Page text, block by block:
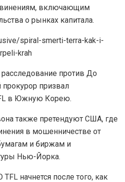
включающим
о рынках капитала.
spiral-smerti-terra-kak-i-
krah
против До
призвал
в Южную Корею.
также претендуют США, где
в мошенничестве от
и биржам и
Нью-Йорка.
начнется после того, как